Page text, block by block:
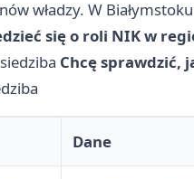
władzy. W
się o roli NIK w
Chcę sprawdzić,
Dane